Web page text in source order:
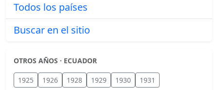
Todos los países
Buscar en el sitio
OTROS AÑOS · ECUADOR
1925 1926 1928 1929 1930 1931